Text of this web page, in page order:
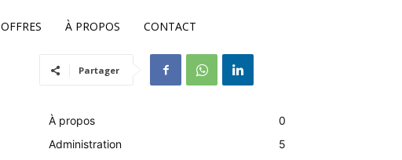
OFFRES À PROPOS CONTACT
Partager
À propos
0
Administration
5